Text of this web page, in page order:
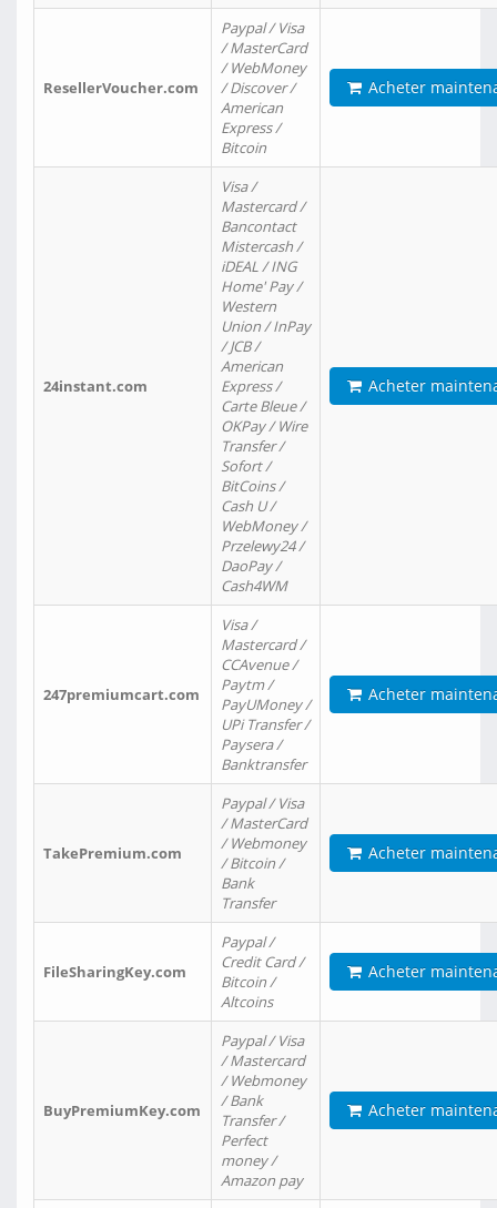
ResellerVoucher.com
Paypal / Visa
/ MasterCard
/ WebMoney
/ Discover /
American
Express /
Bitcoin
Acheter
24instant.com
Visa /
Mastercard /
Bancontact
Mistercash /
iDEAL / ING
Home' Pay /
Western
Union / InPay
/ JCB /
American
Express /
Carte Bleue /
OKPay / Wire
Transfer /
Sofort /
BitCoins /
Cash U /
WebMoney /
Przelewy24 /
DaoPay /
Cash4WM
Acheter
247premiumcart.com
Visa /
Mastercard /
CCAvenue /
Paytm /
PayUMoney /
UPi Transfer /
Paysera /
Banktransfer
Acheter
TakePremium.com
Paypal / Visa
/ MasterCard
/ Webmoney
/ Bitcoin /
Bank
Transfer
Acheter
FileSharingKey.com
Paypal /
Credit Card /
Bitcoin /
Altcoins
Acheter
BuyPremiumKey.com
Paypal / Visa
/ Mastercard
/ Webmoney
/ Bank
Transfer /
Perfect
money /
Amazon pay
Acheter